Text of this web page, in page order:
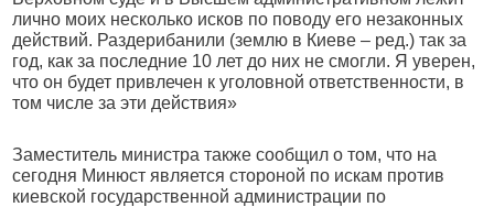
лично моих несколько исков по поводу его незаконных
действий. Раздерибанили (землю в Киеве – ред.) так за
год, как за последние 10 лет до них не смогли. Я уверен,
что он будет привлечен к уголовной ответственности, в
том числе за эти действия»
Заместитель министра также сообщил о том, что на
сегодня Минюст является стороной по искам против
киевской государственной администрации по